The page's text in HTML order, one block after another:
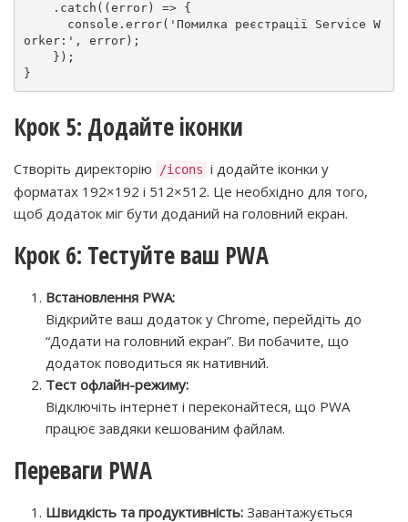
    .
catch ( ( error) => {
console . error( 'Помилка реєстрації Service W
orker:' , error);
Крок 5: Додайте іконки
Створіть директорію /icons і додайте іконки у
форматах 192×192 і 512×512. Це необхідно для того,
щоб додаток міг бути доданий на головний екран.
Крок 6: Тестуйте ваш PWA
Встановлення PWA:
Відкрийте ваш додаток у Chrome, перейдіть до
“Додати на головний екран”. Ви побачите, що
додаток поводиться як нативний.
Тест офлайн-режиму:
Відключіть інтернет і переконайтеся, що PWA
працює завдяки кешованим файлам.
Переваги PWA
Швидкість та продуктивність: Завантажується